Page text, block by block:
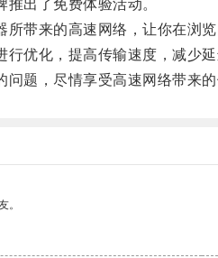
出了免费体验活动。
来的高速网络，让你在浏览
化，提高传输速度，减少延
，尽情享受高速网络带来的
。